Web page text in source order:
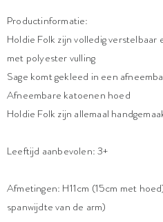
Productinformatie:
Holdie Folk zijn volledig verstelbaar
met polyester vulling
Sage komt gekleed in een
Afneembare katoenen hoed
Holdie Folk zijn allemaal
Leeftijd aanbevolen: 3+
Afmetingen: H11cm (15cm met
spanwijdte van de arm)